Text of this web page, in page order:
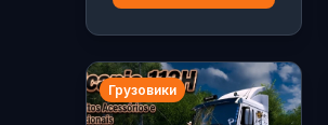
Грузовики